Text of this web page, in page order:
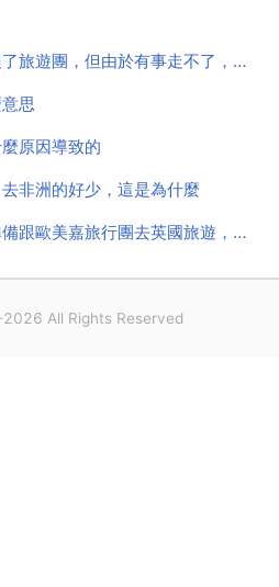
團前一天取消行程，旅行社
洽別的線路供你們選擇的。報了旅行團不去能退錢嗎報了旅遊團，但由於有事走不了，能否退款
思
原因導致的
非洲的好少，這是為什麼
英國都有哪些特色美食？準備跟歐美嘉旅行團去英國旅遊，吃貨的我
All Rights Reserved